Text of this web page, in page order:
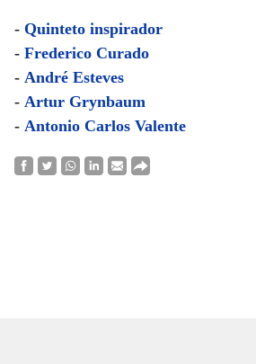
- Quinteto inspirador
- Frederico Curado
- André Esteves
- Artur Grynbaum
- Antonio Carlos Valente